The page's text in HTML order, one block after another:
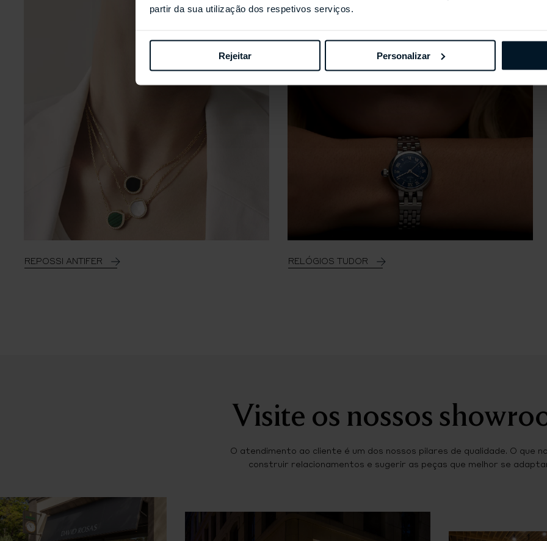
partir da sua utilização dos respetivos serviços.
Rejeitar Personalizar
REPOSSI ANTIFER RELÓGIOS TUDOR
Visite os nossos
O atendimento ao cliente é um dos nossos pilares de qualidade. O que
construir relacionamentos e sugerir as peças que melhor se